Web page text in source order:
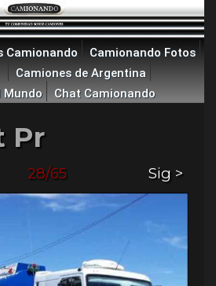
Camionando
Camionando Fotos
Camiones de Argentina
Mundo
Chat Camionando
Pr
28/65 Sig >